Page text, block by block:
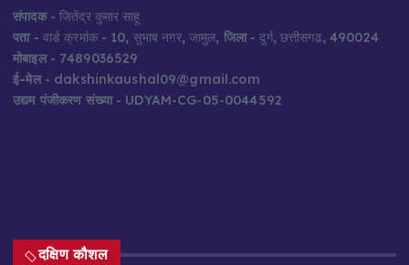
संपादक- जितेंद्र कुमार साहू
पता- वार्ड क्रमांक - 10, सुभाष नगर, जामुल, जिला- दुर्ग, छत्तीसगढ, 490024
मोबाइल- 7489036529
ई-मेल- dakshinkaushal09@gmail.com
उद्यम पंजीकरण संख्या- UDYAM-CG-05-0044592
दक्षिण कौशल